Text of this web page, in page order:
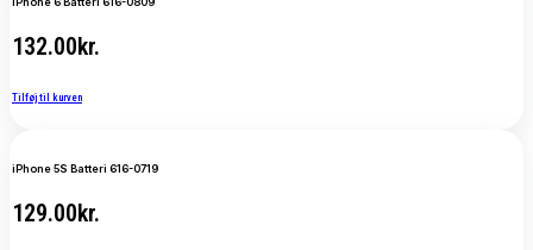
132.00kr.
Tilføj til kurven
iPhone 5S Batteri 616-0719
129.00kr.